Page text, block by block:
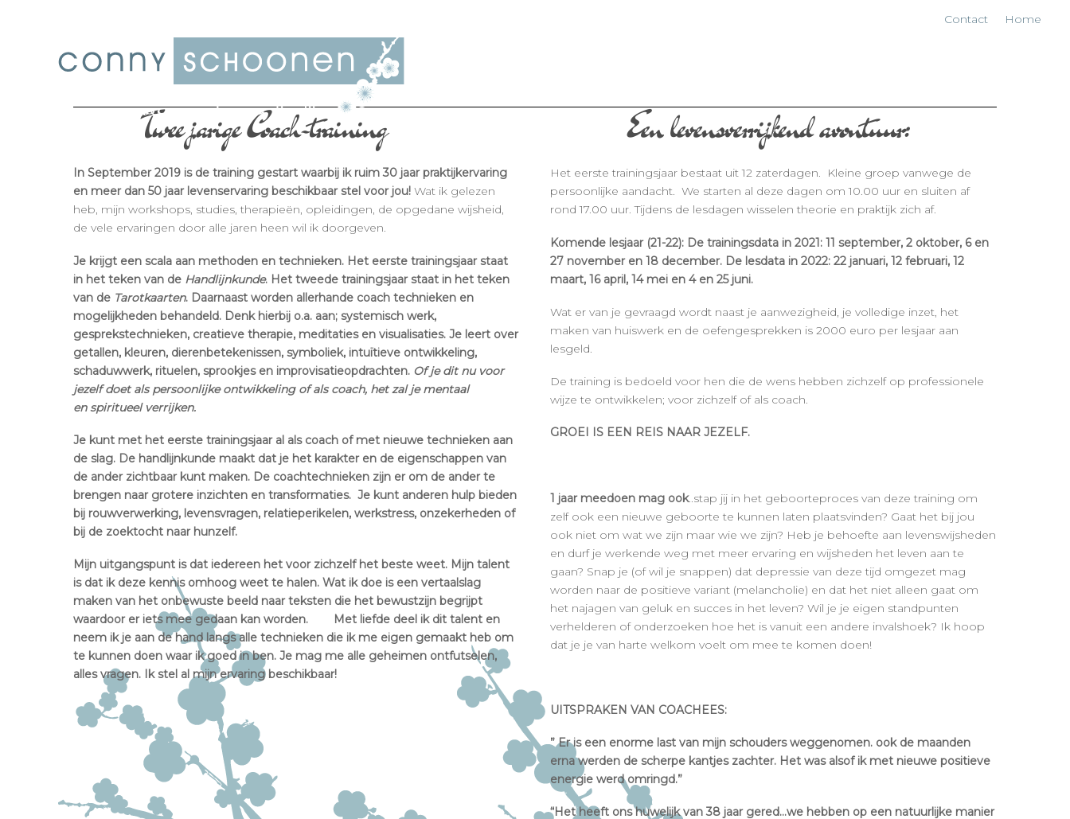
Contact Home
Twee jarige Coach-training
In September 2019 is de training gestart waarbij ik ruim 30 jaar praktijkervaring
en meer dan 50 jaar levenservaring beschikbaar stel voor jou! Wat ik gelezen
heb, mijn workshops, studies, therapieën, opleidingen, de opgedane wijsheid,
de vele ervaringen door alle jaren heen wil ik doorgeven.
Je krijgt een scala aan methoden en technieken. Het eerste trainingsjaar staat
in het teken van de Handlijnkunde. Het tweede trainingsjaar staat in het teken
van de Tarotkaarten. Daarnaast worden allerhande coach technieken en
mogelijkheden behandeld. Denk hierbij o.a. aan; systemisch werk,
gesprekstechnieken, creatieve therapie, meditaties en visualisaties. Je leert over
getallen, kleuren, dierenbetekenissen, symboliek, intuïtieve ontwikkeling,
schaduwwerk, rituelen, sprookjes en improvisatieopdrachten. Of je dit nu voor
jezelf doet als persoonlijke ontwikkeling of als coach, het zal je mentaal
en spiritueel verrijken.
Je kunt met het eerste trainingsjaar al als coach of met nieuwe technieken aan
de slag. De handlijnkunde maakt dat je het karakter en de eigenschappen van
de ander zichtbaar kunt maken. De coachtechnieken zijn er om de ander te
brengen naar grotere inzichten en transformaties. Je kunt anderen hulp bieden
bij rouwverwerking, levensvragen, relatieperikelen, werkstress, onzekerheden of
bij de zoektocht naar hunzelf.
Mijn uitgangspunt is dat iedereen het voor zichzelf het beste weet. Mijn talent
is dat ik deze kennis omhoog weet te halen. Wat ik doe is een vertaalslag
maken van het onbewuste beeld naar teksten die het bewustzijn begrijpt
waardoor er iets mee gedaan kan worden. Met liefde deel ik dit talent en
neem ik je aan de hand langs alle technieken die ik me eigen gemaakt heb om
te kunnen doen waar ik goed in ben. Je mag me alle geheimen ontfutselen,
alles vragen. Ik stel al mijn ervaring beschikbaar!
Een levensverrijkend avontuur:
Het eerste trainingsjaar bestaat uit 12 zaterdagen. Kleine groep vanwege de
persoonlijke aandacht. We starten al deze dagen om 10.00 uur en sluiten af
rond 17.00 uur. Tijdens de lesdagen wisselen theorie en praktijk zich af.
Komende lesjaar (21-22): De trainingsdata in 2021: 11 september, 2 oktober, 6 en
27 november en 18 december. De lesdata in 2022: 22 januari, 12 februari, 12
maart, 16 april, 14 mei en 4 en 25 juni.
Wat er van je gevraagd wordt naast je aanwezigheid, je volledige inzet, het
maken van huiswerk en de oefengesprekken is 2000 euro per lesjaar aan
lesgeld.
De training is bedoeld voor hen die de wens hebben zichzelf op professionele
wijze te ontwikkelen; voor zichzelf of als coach.
GROEI IS EEN REIS NAAR JEZELF.
1 jaar meedoen mag ook..stap jij in het geboorteproces van deze training om
zelf ook een nieuwe geboorte te kunnen laten plaatsvinden? Gaat het bij jou
ook niet om wat we zijn maar wie we zijn? Heb je behoefte aan levenswijsheden
en durf je werkende weg met meer ervaring en wijsheden het leven aan te
gaan? Snap je (of wil je snappen) dat depressie van deze tijd omgezet mag
worden naar de positieve variant (melancholie) en dat het niet alleen gaat om
het najagen van geluk en succes in het leven? Wil je je eigen standpunten
verhelderen of onderzoeken hoe het is vanuit een andere invalshoek? Ik hoop
dat je je van harte welkom voelt om mee te komen doen!
UITSPRAKEN VAN COACHEES:
” Er is een enorme last van mijn schouders weggenomen. ook de maanden
erna werden de scherpe kantjes zachter. Het was alsof ik met nieuwe positieve
energie werd omringd.”
“Het heeft ons huwelijk van 38 jaar gered…we hebben op een natuurlijke manier